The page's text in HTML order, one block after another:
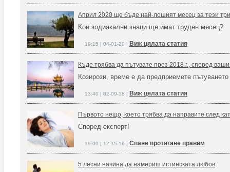
Април 2020 ще бъде най-лошият месец за тези
Кои зодиакални знаци ще имат труден месец?
19:15 | 04-01-20 | Виж цялата статия
Къде трябва да пътувате през 2018 г., според
Козирози, време е да предприемете
13:40 | 02-09-18 | Виж цялата статия
Първото нещо, което трябва да направите след
Според експерт!
19:00 | 12-15-16 | Спане протягане правим
5 лесни начина да намериш истинската любов